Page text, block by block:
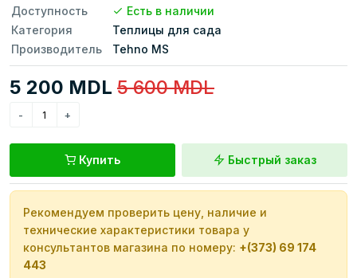
Доступность
Есть в наличии
Категория
Теплицы для сада
Производитель
Tehno MS
5 200 MDL 5 600 MDL
Купить Быстрый заказ
Рекомендуем проверить цену, наличие и
технические характеристики товара у
консультантов магазина по номеру: +(373) 69 174
443